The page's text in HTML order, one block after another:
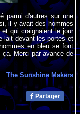
parmi d'autres sur une
il y avait des hommes
qui craignaient le jour
lait devant les portes et
en bleu se font
Merci par avance de
: The Sunshine Makers
Partager